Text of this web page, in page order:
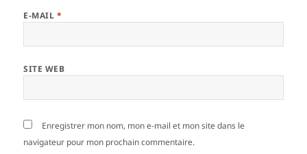
E-MAIL *
SITE WEB
Enregistrer mon nom, mon e-mail et mon site dans le
navigateur pour mon prochain commentaire.